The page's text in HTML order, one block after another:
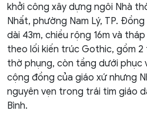
khởi công xây dựng ngôi Nhà
Nhất, phường Nam Lý, TP.
dài 43m, chiều rộng 16m và
theo lối kiến trúc Gothic, gồm 2
thờ phụng, còn tầng dưới phục
cộng đồng của giáo xứ nhưng
nguyên vẹn trong trái tim giáo
Bình.